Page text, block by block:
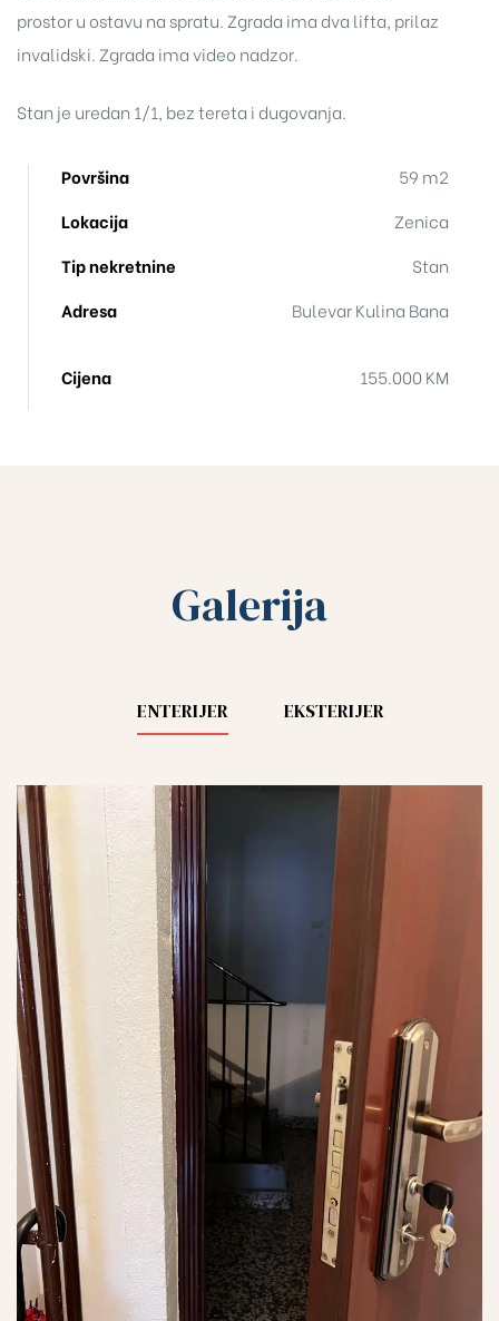
prostor u ostavu na spratu. Zgrada ima dva lifta, prilaz
invalidski. Zgrada ima video nadzor.
Stan je uredan 1/1, bez tereta i dugovanja.
Površina
59 m2
Lokacija
Zenica
Tip nekretnine
Stan
Adresa
Bulevar Kulina Bana
Cijena 155.000 KM
Galerija
ENTERIJER EKSTERIJER